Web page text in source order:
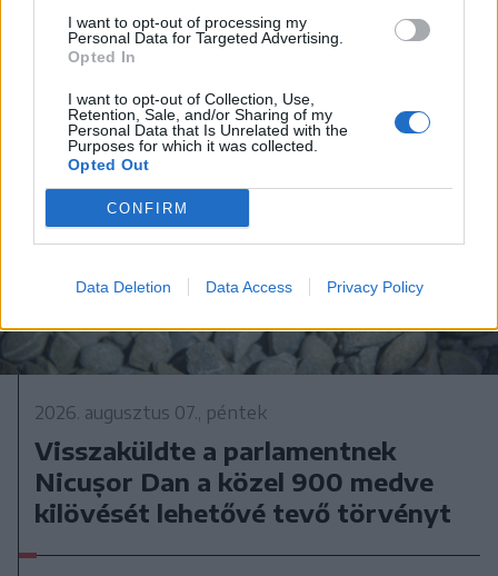
I want to opt-out of processing my
Personal Data for Targeted Advertising.
Opted In
I want to opt-out of Collection, Use,
Retention, Sale, and/or Sharing of my
Personal Data that Is Unrelated with the
Purposes for which it was collected.
Opted Out
CONFIRM
Data Deletion Data Access Privacy Policy
2026. augusztus 07., péntek
Visszaküldte a parlamentnek
Nicușor Dan a közel 900 medve
kilövését lehetővé tevő törvényt